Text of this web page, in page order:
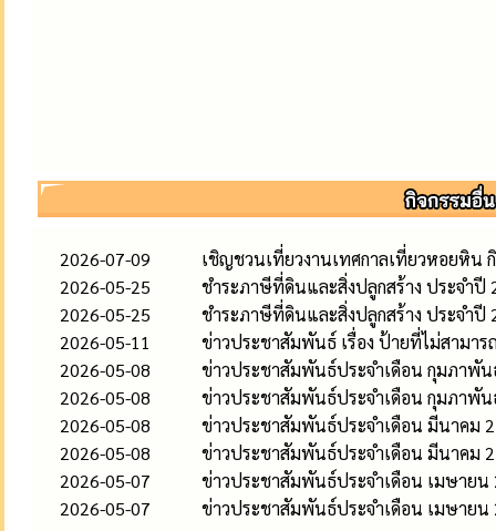
2026-07-09
เชิญชวนเที่ยวงานเทศกาลเที่ยวหอยหิน
2026-05-25
ชำระภาษีที่ดินและสิ่งปลูกสร้าง ประจำปี
2026-05-25
ชำระภาษีที่ดินและสิ่งปลูกสร้าง ประจำปี
2026-05-11
ข่าวประชาสัมพันธ์ เรื่อง ป้ายที่ไม่สามา
2026-05-08
ข่าวประชาสัมพันธ์ประจำเดือน กุมภาพัน
2026-05-08
ข่าวประชาสัมพันธ์ประจำเดือน กุมภาพัน
2026-05-08
ข่าวประชาสัมพันธ์ประจำเดือน มีนาคม
2026-05-08
ข่าวประชาสัมพันธ์ประจำเดือน มีนาคม
2026-05-07
ข่าวประชาสัมพันธ์ประจำเดือน เมษายน
2026-05-07
ข่าวประชาสัมพันธ์ประจำเดือน เมษายน